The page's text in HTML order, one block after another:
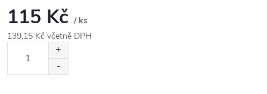
115 Kč / ks
139,15 Kč včetně DPH